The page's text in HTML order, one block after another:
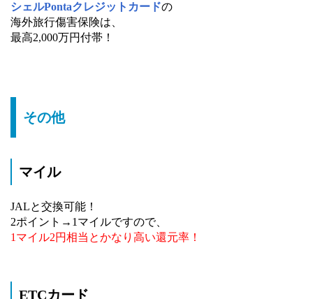
シェルPontaクレジットカードの
海外旅行傷害保険は、
最高2,000万円付帯！
その他
マイル
JALと交換可能！
2ポイント→1マイルですので、
1マイル2円相当とかなり高い還元率！
ETCカード